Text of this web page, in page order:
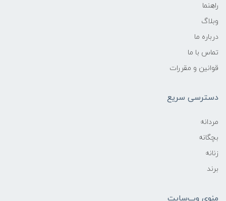
راهنما
وبلاگ
درباره ما
تماس با ما
قوانین و مقررات
دسترسی سریع
مردانه
بچگانه
زنانه
برند
منوی وب‌سایت